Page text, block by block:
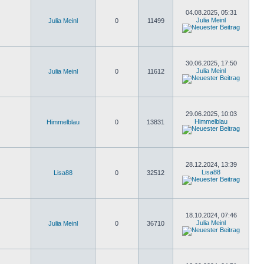
Julia Meinl 0 11499
04.08.2025, 05:31
Julia Meinl
Julia Meinl 0 11612
30.06.2025, 17:50
Julia Meinl
Himmelblau 0 13831
29.06.2025, 10:03
Himmelblau
Lisa88 0 32512
28.12.2024, 13:39
Lisa88
Julia Meinl 0 36710
18.10.2024, 07:46
Julia Meinl